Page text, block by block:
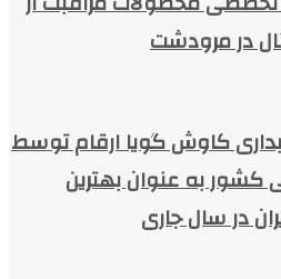
در مرودشت
کاوش گویا ارقام توسط
کشور به عنوان بهترین
در سال جاری